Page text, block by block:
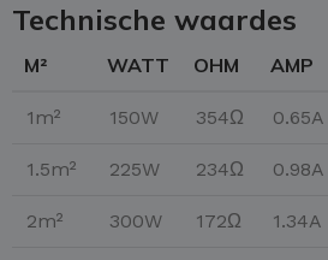
Technische waardes
M² WATT OHM AMP
1m² 150W 354Ω 0.65A
1.5m² 225W 234Ω 0.98A
2m² 300W 172Ω 1.34A